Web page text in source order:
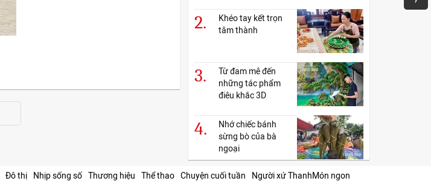
2.
Khéo tay kết trọn
tâm thành
3.
Từ đam mê đến
những tác phẩm
điêu khắc 3D
4.
Nhớ chiếc bánh
sừng bò của bà
ngoại
Đô thị Nhịp sống số Thương hiệu Thể thao Chuyện cuối tuần Người xứ ThanhMón ngon